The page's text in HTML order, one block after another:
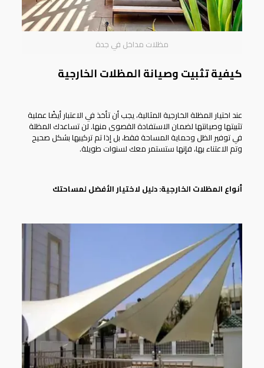
مظلات مداخل في جدة
كيفية تثبيت وصيانة المظلات الخارجية
عند اختيار المظلة الخارجية المثالية، يجب أن تأخذ في الاعتبار أيضًا عملية
تثبيتها وصيانتها لضمان الاستفادة القصوى منها. لن تساعدك المظلة
في توفير الظل وحماية المساحة فقط، بل إذا تم تركيبها بشكل صحيح
وتم الاعتناء بها، فإنها ستستمر معك لسنوات طويلة.
أنواع المظلات الخارجية: دليل لاختيار الأفضل لمساحتك